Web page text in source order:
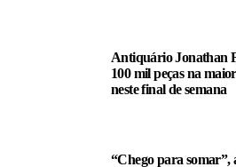
Antiquário Jonathan
100 mil peças na
neste final de semana
“Chego para